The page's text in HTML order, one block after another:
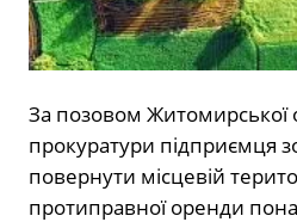
За позовом Житомирської
прокуратури підприємця
повернути місцевій
протиправної оренди